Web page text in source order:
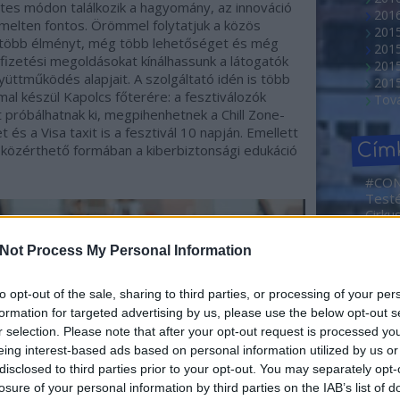
Process My Personal Information
opt-out of the sale, sharing to third parties, or processing of your
for targeted advertising by us, please use the below opt-out
selection. Please note that after your opt-out request is processed
interest-based ads based on personal information utilized by us
to third parties prior to your opt-out. You may separately
of your personal information by third parties on the IAB’s list of
módon találkozik a hagyomány, az innováció
fontos. Örömmel folytatjuk a közös
élményt, még több lehetőséget és még
megoldásokat kínálhassunk a látogatók
alapjait. A szolgáltató idén is több
készül Kapolcs főterére: a fesztiválozók
ki, megpihenhetnek a Chill Zone-
és a Visa taxit is a fesztivál 10 napján. Emellett
formában a kiberbiztonsági edukáció
Dóra
Ada